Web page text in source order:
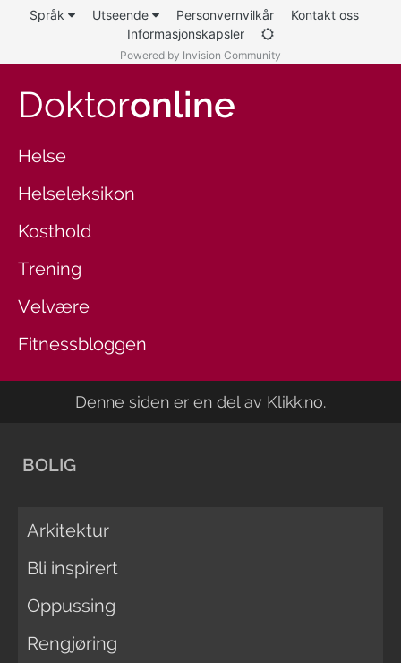
Språk Utseende Personvernvilkår
Kontakt oss
Informasjonskapsler
Powered by Invision Community
Doktoronline
Helse
Helseleksikon
Kosthold
Trening
Velvære
Fitnessbloggen
Denne siden er en del av Klikk.no.
BOLIG
Arkitektur
Bli inspirert
Oppussing
Rengjøring